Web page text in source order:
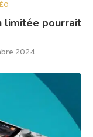
limitée pourrait
2024